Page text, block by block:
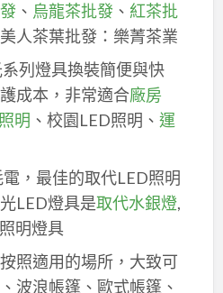
、 烏龍茶批發、 紅茶批
人茶葉批發：樂菁茶業
列燈具換裝簡便與快
成本，非常適合廠房
明 、校園LED照明、 運
，最佳的取代LED照明
LED燈具是取代水銀燈,
明燈具
照適用的場所，大致可
波浪帳篷、歐式帳篷、